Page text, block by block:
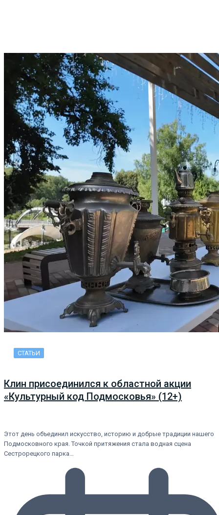
СТАТЬИ
Клин присоединился к областной акции
«Культурный код Подмосковья» (12+)
Этот день объединил искусство, историю и добрые традиции нашего
Подмосковного края. Точкой притяжения стала водная сцена
Сестрорецкого парка…